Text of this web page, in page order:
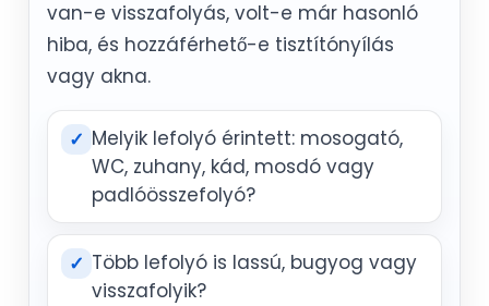
van-e visszafolyás, volt-e már hasonló
hiba, és hozzáférhető-e tisztítónyílás
vagy akna.
✓ Melyik lefolyó érintett: mosogató,
WC, zuhany, kád, mosdó vagy
padlóösszefolyó?
✓ Több lefolyó is lassú, bugyog vagy
visszafolyik?